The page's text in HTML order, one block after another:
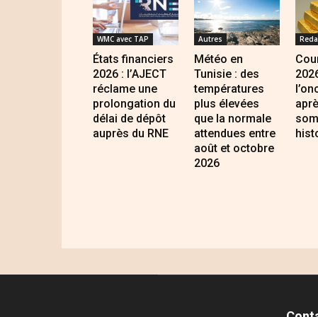
WMC avec TAP
États financiers
2026 : l’AJECT
réclame une
prolongation du
délai de dépôt
auprès du RNE
Autres
Météo en
Tunisie : des
températures
plus élevées
que la normale
attendues entre
août et octobre
2026